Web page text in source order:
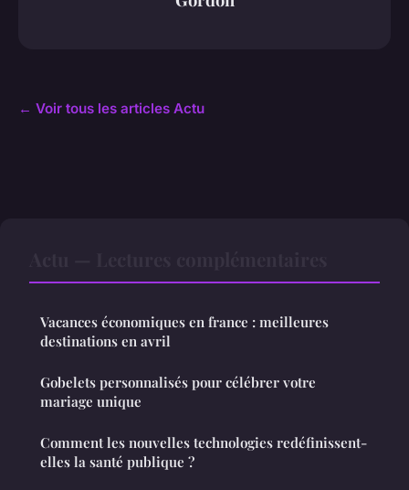
← Voir tous les articles Actu
Vacances économiques en france : meilleures
destinations en avril
Gobelets personnalisés pour célébrer votre
mariage unique
Comment les nouvelles technologies redéfinissent-
elles la santé publique ?